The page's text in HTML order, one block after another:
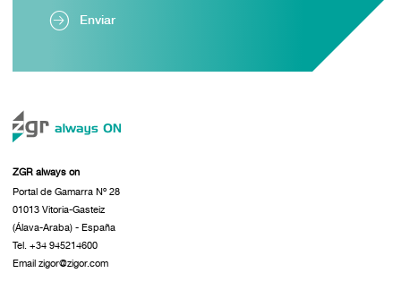
Enviar
ZGR always on
Portal de Gamarra Nº 28
01013 Vitoria-Gasteiz
(Álava-Araba) - España
Tel. +34 945214600
Email zigor@zigor.com